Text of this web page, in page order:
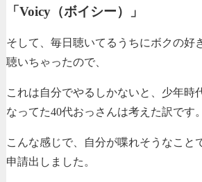
「Voicy（ボイシー）」
そして、毎日聴いてるうちにボクの好
聴いちゃったので、
これは自分でやるしかないと、少年時
なってた40代おっさんは考えた訳です。
こんな感じで、自分が喋れそうなこと
申請出しました。